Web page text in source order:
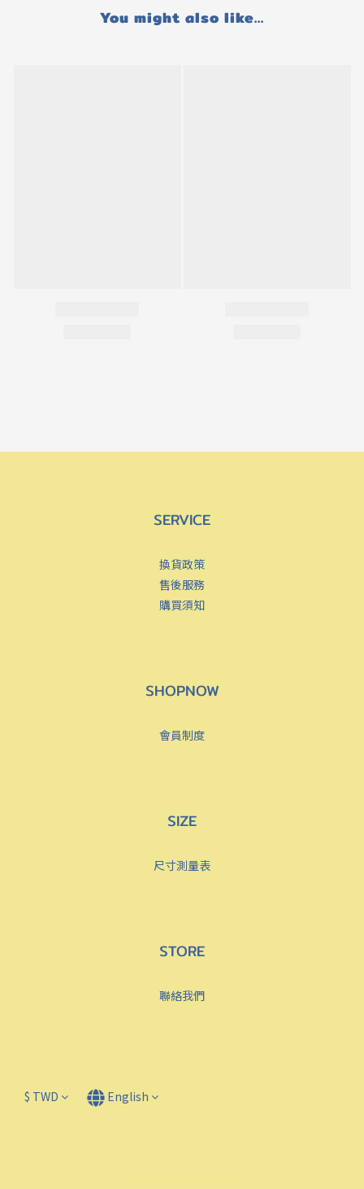
You might also like...
SERVICE
換貨政策
售後服務
購買須知
SHOPNOW
會員制度
SIZE
尺寸測量表
STORE
聯絡我們
$ TWD English